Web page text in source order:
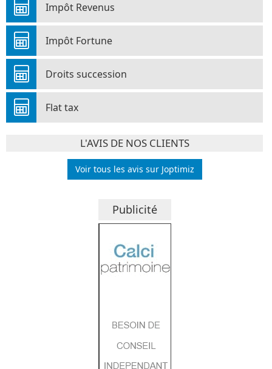
Impôt Revenus
Impôt Fortune
Droits succession
Flat tax
L'AVIS DE NOS CLIENTS
Voir tous les avis sur Joptimiz
Publicité